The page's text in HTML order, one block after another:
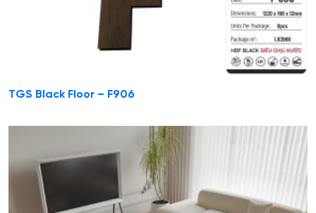
TGS Black Floor – F906